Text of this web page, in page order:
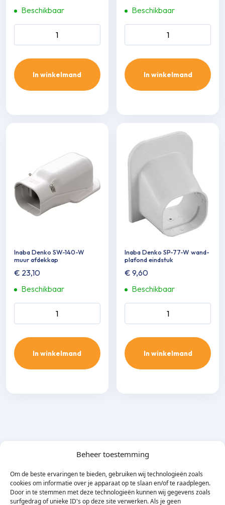
Beheer toestemming
Om de beste ervaringen te bieden, gebruiken wij technologieën zoals
cookies om informatie over je apparaat op te slaan en/of te raadplegen.
Door in te stemmen met deze technologieën kunnen wij gegevens zoals
surfgedrag of unieke ID's op deze site verwerken. Als je geen
Beschikbaar
Inaba Denko SK-140-W
lange vlakke bocht 90 gr.
In winkelmand
Beschikbaar
Optimal Duct ODIC-80
binnenbocht 90 gr. aantal
In winkelmand
Inaba Denko SW-140-W
muur afdekkap
€ 23,10
Beschikbaar
Inaba Denko SW-140-W
muur afdekkap aantal
In winkelmand
Inaba Denko SP-77-W wand-
plafond eindstuk
€ 9,60
Beschikbaar
Inaba Denko SP-77-W wand-
plafond eindstuk aantal
In winkelmand